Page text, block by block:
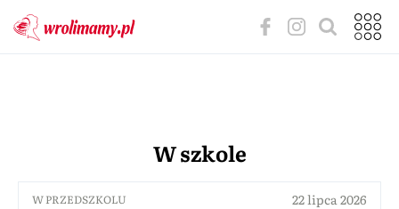
W szkole
W PRZEDSZKOLU 22 lipca 2026